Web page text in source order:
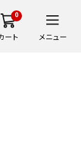
0
ート メニュー